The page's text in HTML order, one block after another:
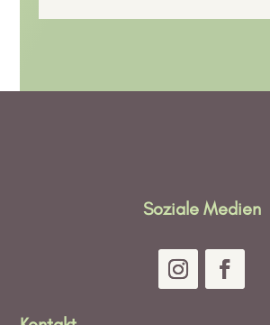
Soziale Medien